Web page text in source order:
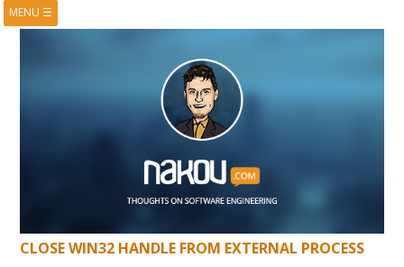
MENU ☰
CLOSE WIN32 HANDLE FROM EXTERNAL PROCESS